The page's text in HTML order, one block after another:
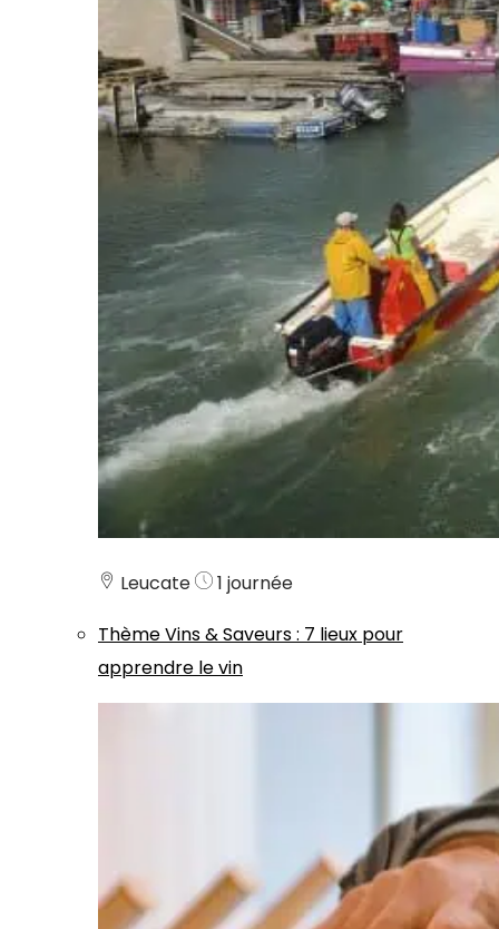
Leucate
1 journée
ThèmeVins & Saveurs: 7 lieux pour
apprendre le vin